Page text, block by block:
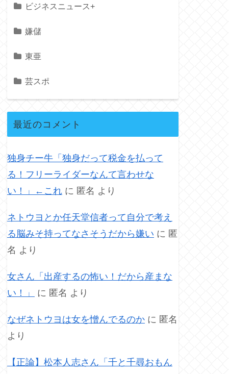
ビジネスニュース+
嫌儲
東亜
芸スポ
最近のコメント
独身チー牛「独身だって税金を払って
る！フリーライダーなんて言わせな
い！」←これ に 匿名 より
ネトウヨとか任天堂信者って自分で考え
る脳みそ持ってなさそうだから嫌い に 匿
名 より
女さん「出産するの怖い！だから産まな
い！」
に 匿名 より
なぜネトウヨは女を憎んでるのか に 匿名
より
【正論】松本人志さん「千と千尋おもん